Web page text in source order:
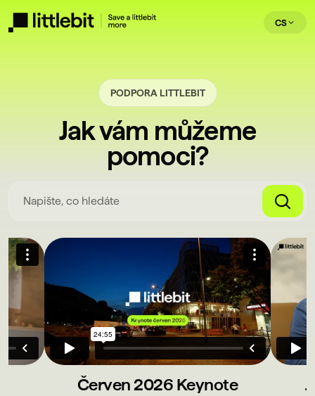
CS
PODPORA LITTLEBIT
Jak vám můžeme
pomoci?
Červen 2026 Keynote